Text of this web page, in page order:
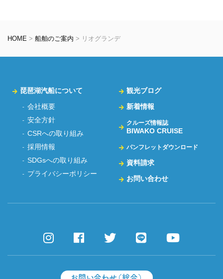
HOME > 船舶のご案内 > リオグランデ
琵琶湖汽船について
会社概要
安全方針
CSRへの取り組み
採用情報
SDGsへの取り組み
プライバシーポリシー
観光ブログ
新着情報
クルーズ情報誌
BIWAKO CRUISE
パンフレットダウンロード
資料請求
お問い合わせ